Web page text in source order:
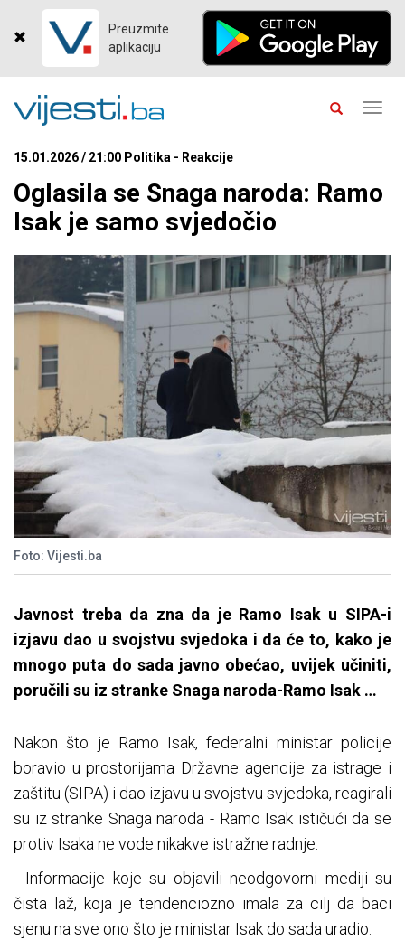
Preuzmite
aplikaciju
15.01.2026 / 21:00 Politika - Reakcije
Oglasila se Snaga naroda: Ramo
Isak je samo svjedočio
Foto: Vijesti.ba
Javnost treba da zna da je Ramo Isak u SIPA-i
izjavu dao u svojstvu svjedoka i da će to, kako je
mnogo puta do sada javno obećao, uvijek učiniti,
poručili su iz stranke Snaga naroda-Ramo Isak …
Nakon što je Ramo Isak, federalni ministar policije
boravio u prostorijama Državne agencije za istrage i
zaštitu (SIPA) i dao izjavu u svojstvu svjedoka, reagirali
su iz stranke Snaga naroda - Ramo Isak ističući da se
protiv Isaka ne vode nikakve istražne radnje.
- Informacije koje su objavili neodgovorni mediji su
čista laž, koja je tendenciozno imala za cilj da baci
sjenu na sve ono što je ministar Isak do sada uradio.